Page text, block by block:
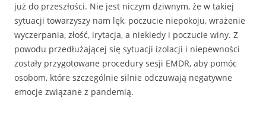
już do przeszłości. Nie jest niczym dziwnym, że w takiej
sytuacji towarzyszy nam lęk, poczucie niepokoju, wrażenie
wyczerpania, złość, irytacja, a niekiedy i poczucie winy. Z
powodu przedłużającej się sytuacji izolacji i niepewności
zostały przygotowane procedury sesji EMDR, aby pomóc
osobom, które szczególnie silnie odczuwają negatywne
emocje związane z pandemią.